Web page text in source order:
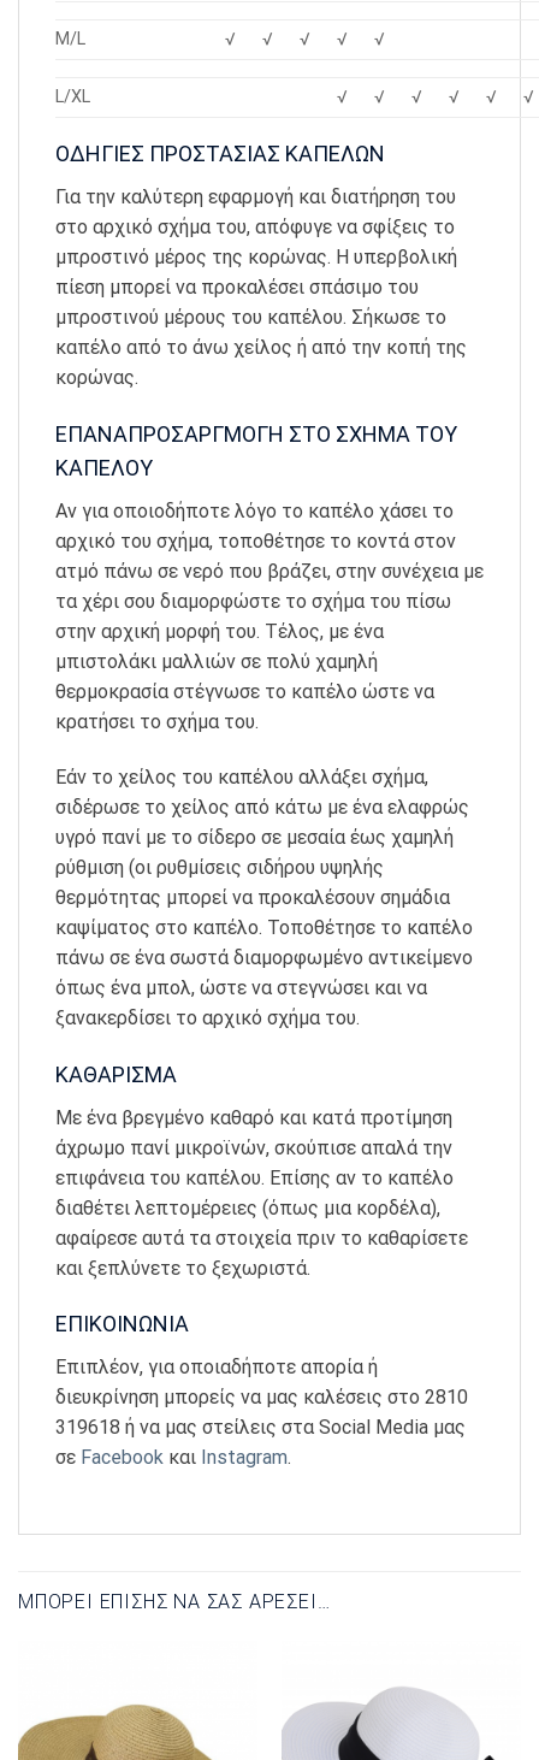
M/L √ √ √ √ √
L/XL √ √ √ √ √ √
ΟΔΗΓΙΕΣ ΠΡΟΣΤΑΣΙΑΣ ΚΑΠΕΛΩΝ
Για την καλύτερη εφαρμογή και διατήρηση του
στο αρχικό σχήμα του, απόφυγε να σφίξεις το
μπροστινό μέρος της κορώνας. Η υπερβολική
πίεση μπορεί να προκαλέσει σπάσιμο του
μπροστινού μέρους του καπέλου. Σήκωσε το
καπέλο από το άνω χείλος ή από την κοπή της
κορώνας.
ΕΠΑΝΑΠΡΟΣΑΡΓΜΟΓΗ ΣΤΟ ΣΧΗΜΑ ΤΟΥ
ΚΑΠΕΛΟΥ
Αν για οποιοδήποτε λόγο το καπέλο χάσει το
αρχικό του σχήμα, τοποθέτησε το κοντά στον
ατμό πάνω σε νερό που βράζει, στην συνέχεια με
τα χέρι σου διαμορφώστε το σχήμα του πίσω
στην αρχική μορφή του. Τέλος, με ένα
μπιστολάκι μαλλιών σε πολύ χαμηλή
θερμοκρασία στέγνωσε το καπέλο ώστε να
κρατήσει το σχήμα του.
Εάν το χείλος του καπέλου αλλάξει σχήμα,
σιδέρωσε το χείλος από κάτω με ένα ελαφρώς
υγρό πανί με το σίδερο σε μεσαία έως χαμηλή
ρύθμιση (οι ρυθμίσεις σιδήρου υψηλής
θερμότητας μπορεί να προκαλέσουν σημάδια
καψίματος στο καπέλο. Τοποθέτησε το καπέλο
πάνω σε ένα σωστά διαμορφωμένο αντικείμενο
όπως ένα μπολ, ώστε να στεγνώσει και να
ξανακερδίσει το αρχικό σχήμα του.
ΚΑΘΑΡΙΣΜΑ
Με ένα βρεγμένο καθαρό και κατά προτίμηση
άχρωμο πανί μικροϊνών, σκούπισε απαλά την
επιφάνεια του καπέλου. Επίσης αν το καπέλο
διαθέτει λεπτομέρειες (όπως μια κορδέλα),
αφαίρεσε αυτά τα στοιχεία πριν το καθαρίσετε
και ξεπλύνετε το ξεχωριστά.
ΕΠΙΚΟΙΝΩΝΙΑ
Επιπλέον, για οποιαδήποτε απορία ή
διευκρίνηση μπορείς να μας καλέσεις στο 2810
319618 ή να μας στείλεις στα Social Media μας
σε Facebook και Instagram.
ΜΠΟΡΕΊ ΕΠΊΣΗΣ ΝΑ ΣΑΣ ΑΡΈΣΕΙ…